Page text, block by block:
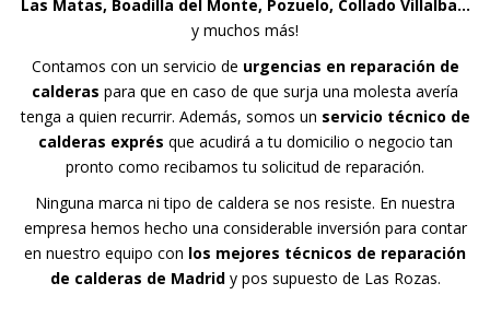
Las Matas, Boadilla del Monte, Pozuelo, Collado Villalba…
y muchos más!
Contamos con un servicio de urgencias en reparación de
calderas para que en caso de que surja una molesta avería
tenga a quien recurrir. Además, somos un servicio técnico de
calderas exprés que acudirá a tu domicilio o negocio tan
pronto como recibamos tu solicitud de reparación.
Ninguna marca ni tipo de caldera se nos resiste. En nuestra
empresa hemos hecho una considerable inversión para contar
en nuestro equipo con los mejores técnicos de reparación
de calderas de Madridy pos supuesto de Las Rozas.